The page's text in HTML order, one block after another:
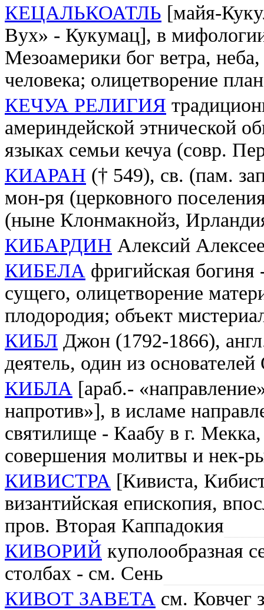
КЕЦАЛЬКОАТЛЬ [майя-
Вух» - Кукумац], в
Мезоамерики бог ветра, неба,
человека; олицетворение
КЕЧУА РЕЛИГИЯ
америндейской этнической
языках семьи кечуа (совр.
КИАРАН († 549), св. (пам.
мон-ря (церковного
(ныне Клонмакнойз,
КИБАРДИН Алексий
КИБЕЛА фригийская богиня
сущего, олицетворение
плодородия; объект
КИБЛ Джон (1792-1866),
деятель, один из
КИБЛА [араб.-
напротив»], в исламе
святилище - Каабу в г.
совершения молитвы и нек-
КИВИСТРА [Кивиста,
византийская епископия,
пров. Вторая Каппадокия
КИВОРИЙ куполообразная
столбах - см. Сень
КИВОТ ЗАВЕТА см. Ковчег